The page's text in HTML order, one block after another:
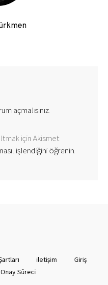
açmalısınız.
için Akismet
işlendiğini öğrenin.
iletişim
Giriş
Onay Süreci